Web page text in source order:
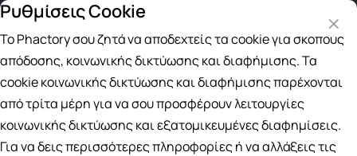
Δωρεάν μεταφορικά για αγορές άνω των
Αναζήτηση
Αρχική / Εταιρίες / Frezyderm / Frezyderm Frezymar
Frezyderm Frezymar
Ρυθμίσεις Cookie
Το Phactory σου ζητά να αποδεχτείς τα cookie για σκοπούς
απόδοσης, κοινωνικής δικτύωσης και διαφήμισης. Τα
cookie κοινωνικής δικτύωσης και διαφήμισης παρέχονται
από τρίτα μέρη για να σου προσφέρουν λειτουργίες
κοινωνικής δικτύωσης και εξατομικευμένες διαφημίσεις.
Για να δεις περισσότερες πληροφορίες ή να αλλάξεις τις